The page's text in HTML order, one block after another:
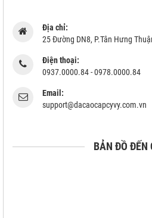
Địa chỉ:
25 Đường DN8, P.Tân Hưng
Điện thoại:
0937.0000.84 - 0978.0000.84
Email:
support@dacaocapcyvy.com.vn
BẢN ĐỒ ĐẾN